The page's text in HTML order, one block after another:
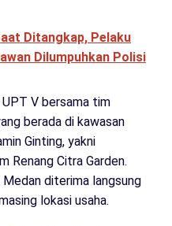
Ditangkap, Pelaku
Dilumpuhkan Polisi
UPT V bersama tim
berada di kawasan
Ginting, yakni
Renang Citra Garden.
diterima langsung
lokasi usaha.